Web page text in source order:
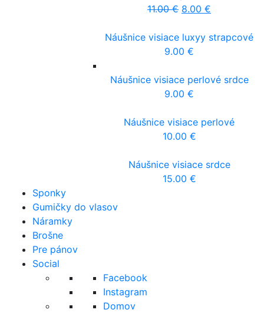
11.00€ 8.00 €
Náušnice visiace luxyy strapcové
9.00 €
Náušnice visiace perlové srdce
9.00 €
Náušnice visiace perlové
10.00 €
Náušnice visiace srdce
15.00 €
Sponky
Gumičky do vlasov
Náramky
Brošne
Pre pánov
Social
Facebook
Instagram
Domov